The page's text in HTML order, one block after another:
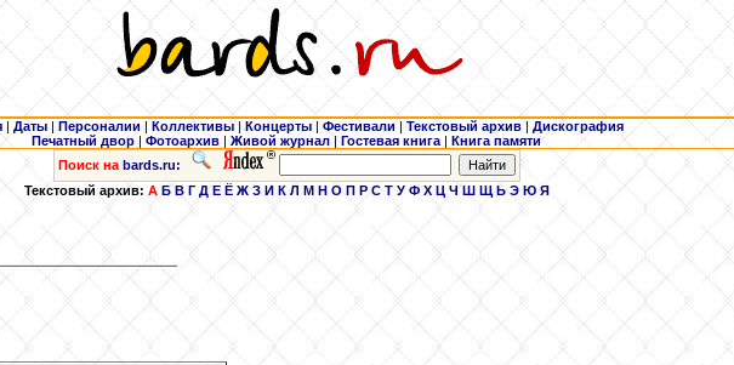
| Даты | Персоналии | Коллективы | Концерты | Фестивали | Текстовый архив | Дискография
Печатный двор | Фотоархив | Живой журнал | Гостевая книга | Книга памяти
Поиск на bards.ru:
Текстовый архив: А Б В Г Д Е Ё Ж З И К Л М Н О П Р С Т У Ф Х Ц Ч Ш Щ Ь Э Ю Я